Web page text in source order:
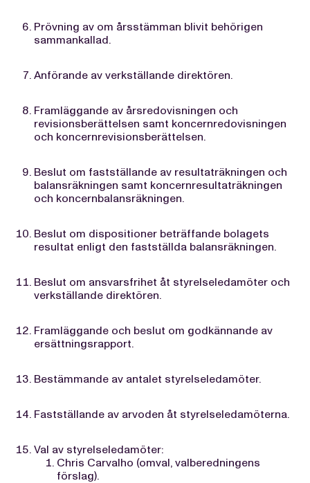
Prövning av om årsstämman blivit behörigen
sammankallad.
Anförande av verkställande direktören.
Framläggande av årsredovisningen och
revisionsberättelsen samt koncernredovisningen
och koncernrevisionsberättelsen.
Beslut om fastställande av resultaträkningen och
balansräkningen samt koncernresultaträkningen
och koncernbalansräkningen.
Beslut om dispositioner beträffande bolagets
resultat enligt den fastställda balansräkningen.
Beslut om ansvarsfrihet åt styrelseledamöter och
verkställande direktören.
Framläggande och beslut om godkännande av
ersättningsrapport.
Bestämmande av antalet styrelseledamöter.
Fastställande av arvoden åt styrelseledamöterna.
Val av styrelseledamöter:
Chris Carvalho (omval, valberedningens
förslag).